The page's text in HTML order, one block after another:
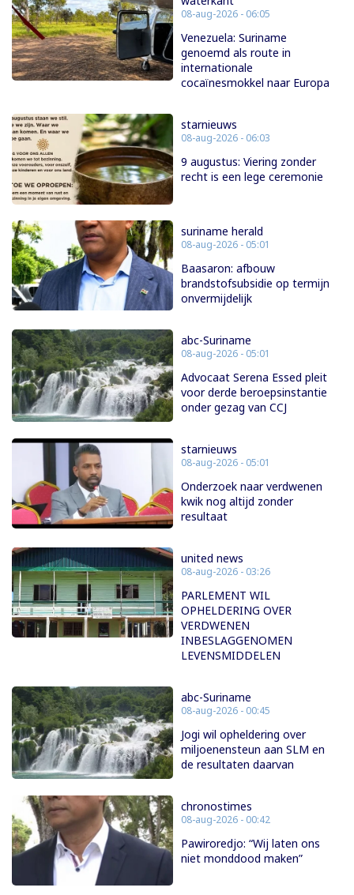
08-aug-2026 - 06:05
Venezuela: Suriname
genoemd als route in
internationale
cocaïnesmokkel naar Europa
starnieuws
08-aug-2026 - 06:03
9 augustus: Viering zonder
recht is een lege ceremonie
suriname herald
08-aug-2026 - 05:01
Baasaron: afbouw
brandstofsubsidie op termijn
onvermijdelijk
abc-Suriname
08-aug-2026 - 05:01
Advocaat Serena Essed pleit
voor derde beroepsinstantie
onder gezag van CCJ
starnieuws
08-aug-2026 - 05:01
Onderzoek naar verdwenen
kwik nog altijd zonder
resultaat
united news
08-aug-2026 - 03:26
PARLEMENT WIL
OPHELDERING OVER
VERDWENEN
INBESLAGGENOMEN
LEVENSMIDDELEN
abc-Suriname
08-aug-2026 - 00:45
Jogi wil opheldering over
miljoenensteun aan SLM en
de resultaten daarvan
chronostimes
08-aug-2026 - 00:42
Pawiroredjo: “Wij laten ons
niet monddood maken”